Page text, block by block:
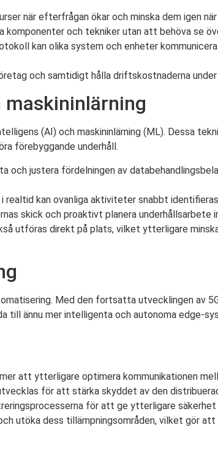
när efterfrågan ökar och minska dem igen
och tekniker utan att behöva se
kan olika system och enheter
och samtidigt hålla driftskostnaderna
(AI) och maskininlärning (ML). Dessa
förebyggande underhåll.
och justera fördelningen av
realtid kan ovanliga aktiviteter snabbt
skick och proaktivt planera underhållsarbete
utföras direkt på plats, vilket ytterligare
Med den fortsatta utvecklingen av
ännu mer intelligenta och autonoma edge-
att ytterligare optimera kommunikationen
för att stärka skyddet av den
för att ge ytterligare säkerhet
utöka dess tillämpningsområden, vilket gör att